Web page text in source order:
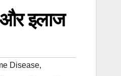
और इलाज
Disease,